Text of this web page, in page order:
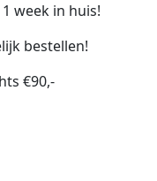
week in huis!
bestellen!
€90,-